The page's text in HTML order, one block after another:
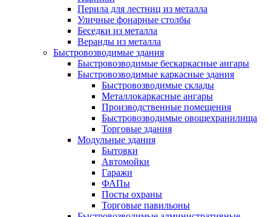
Перила для лестниц из металла
Уличные фонарные столбы
Беседки из металла
Веранды из металла
Быстровозводимые здания
Быстровозводимые бескаркасные ангары
Быстровозводимые каркасные здания
Быстровозводимые склады
Металлокаркасные ангары
Производственные помещения
Быстровозводимые овощехранилища
Торговые здания
Модульные здания
Бытовки
Автомойки
Гаражи
ФАПы
Посты охраны
Торговые павильоны